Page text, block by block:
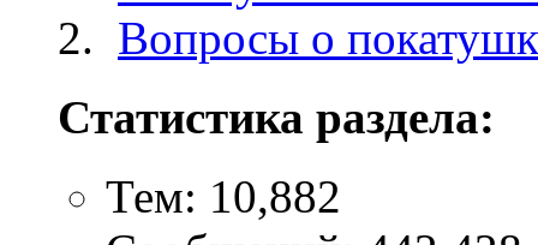
Вопросы о
Статистика раздела:
Тем: 10,882